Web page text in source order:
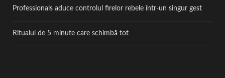
Professionals aduce controlul firelor rebele într-un singur gest
Ritualul de 5 minute care schimbă tot